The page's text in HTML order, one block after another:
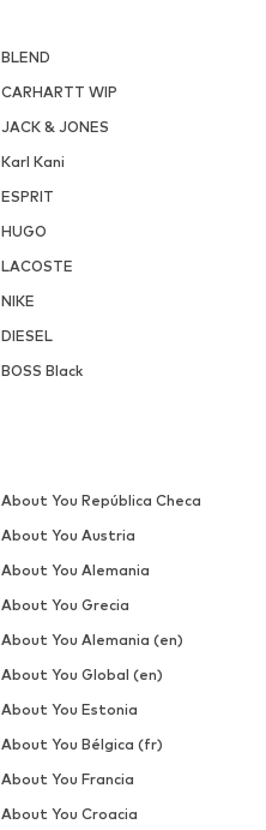
BLEND
CARHARTT WIP
JACK & JONES
Karl Kani
ESPRIT
HUGO
LACOSTE
NIKE
DIESEL
BOSS Black
About You República Checa
About You Austria
About You Alemania
About You Grecia
About You Alemania (en)
About You Global (en)
About You Estonia
About You Bélgica (fr)
About You Francia
About You Croacia